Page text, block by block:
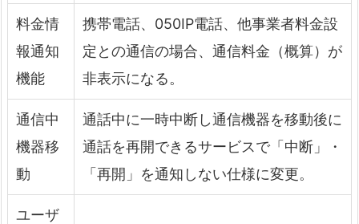
料金情
報通知
機能
携帯電話、050IP電話、他事業者料金設
定との通信の場合、通信料金（概算）が
非表示になる。
通信中
機器移
動
通話中に一時中断し通信機器を移動後に
通話を再開できるサービスで「中断」・
「再開」を通知しない仕様に変更。
ユーザ